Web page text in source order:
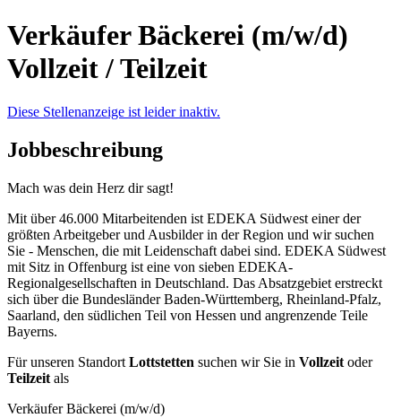
Verkäufer Bäckerei (m/w/d)
Vollzeit / Teilzeit
Diese Stellenanzeige ist leider inaktiv.
Jobbeschreibung
Mach was dein Herz dir sagt!
Mit über 46.000 Mitarbeitenden ist EDEKA Südwest einer der
größten Arbeitgeber und Ausbilder in der Region und wir suchen
Sie - Menschen, die mit Leidenschaft dabei sind. EDEKA Südwest
mit Sitz in Offenburg ist eine von sieben EDEKA-
Regionalgesellschaften in Deutschland. Das Absatzgebiet erstreckt
sich über die Bundesländer Baden-Württemberg, Rheinland-Pfalz,
Saarland, den südlichen Teil von Hessen und angrenzende Teile
Bayerns.
Für unseren Standort Lottstetten suchen wir Sie in Vollzeit oder
Teilzeit als
Verkäufer Bäckerei (m/w/d)